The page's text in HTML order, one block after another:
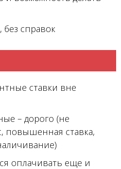
без справок
ставки вне
– дорого (не
повышенная ставка,
оплачивать еще и